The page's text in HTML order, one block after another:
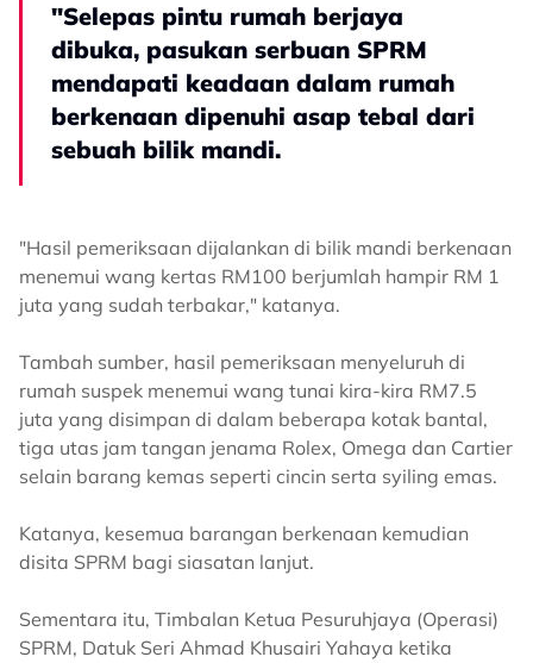
"Selepas pintu rumah berjaya
dibuka, pasukan serbuan SPRM
mendapati keadaan dalam rumah
berkenaan dipenuhi asap tebal dari
sebuah bilik mandi.
"Hasil pemeriksaan dijalankan di bilik mandi berkenaan
menemui wang kertas RM100 berjumlah hampir RM 1
juta yang sudah terbakar," katanya.
Tambah sumber, hasil pemeriksaan menyeluruh di
rumah suspek menemui wang tunai kira-kira RM7.5
juta yang disimpan di dalam beberapa kotak bantal,
tiga utas jam tangan jenama Rolex, Omega dan Cartier
selain barang kemas seperti cincin serta syiling emas.
Katanya, kesemua barangan berkenaan kemudian
disita SPRM bagi siasatan lanjut.
Sementara itu, Timbalan Ketua Pesuruhjaya (Operasi)
SPRM, Datuk Seri Ahmad Khusairi Yahaya ketika